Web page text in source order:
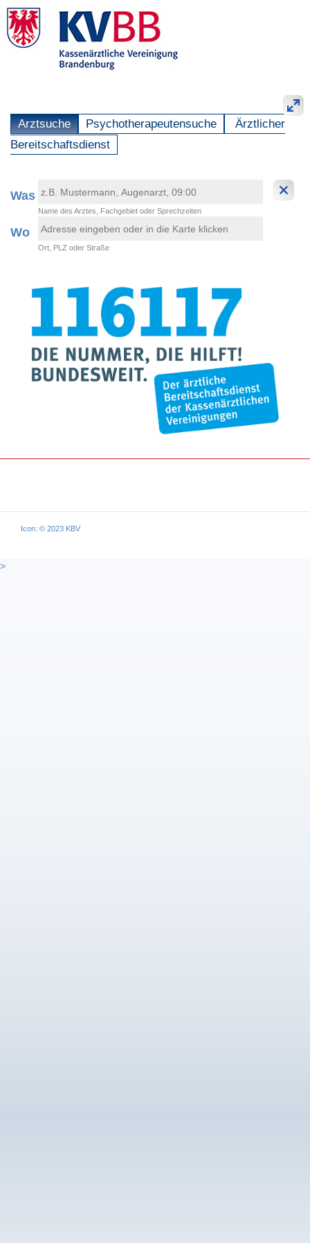
Arztsuche Psychotherapeutensuche
Ärztlicher
Bereitschaftsdienst
Was
Name des Arztes, Fachgebiet oder Sprechzeiten
Wo
Ort, PLZ oder Straße
Icon: © 2023 KBV
>